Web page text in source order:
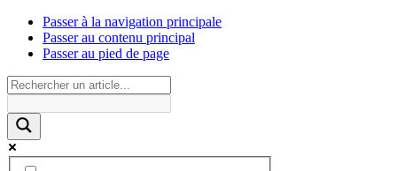
Passer à la navigation principale
Passer au contenu principal
Passer au pied de page